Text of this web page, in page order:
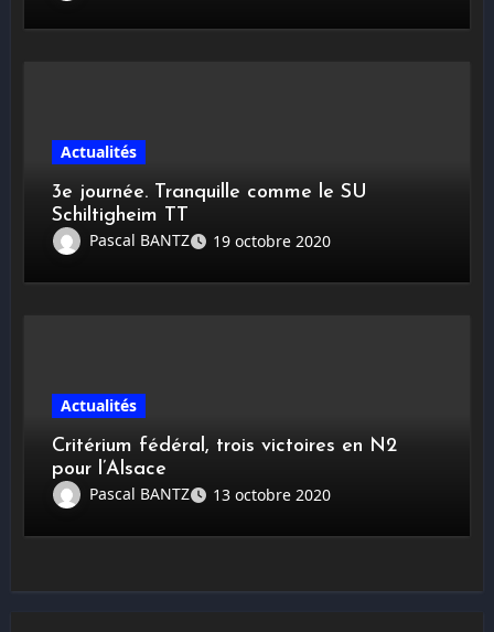
Actualités
3e journée. Tranquille comme le SU
Schiltigheim TT
Pascal BANTZ
19 octobre 2020
Actualités
Critérium fédéral, trois victoires en N2
pour l’Alsace
Pascal BANTZ
13 octobre 2020